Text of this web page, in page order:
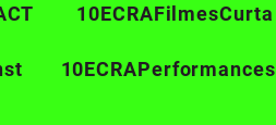
10ECRAFilmesCurta
10ECRAPerformances